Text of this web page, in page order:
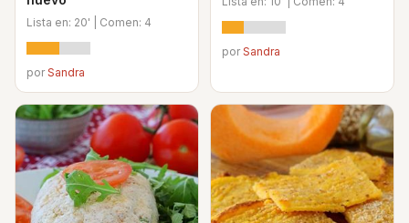
Lista en: 20' | Comen: 4
porSandra
porSandra